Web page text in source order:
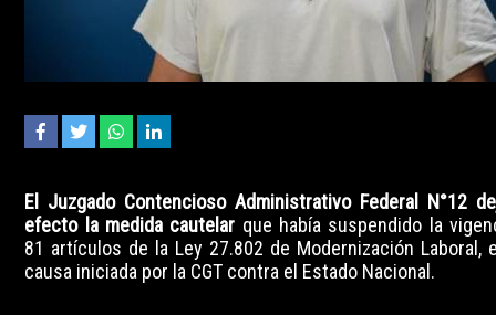
El Juzgado Contencioso Administrativo Federal N°12
efecto la medida cautelar que había suspendido la
81 artículos de la Ley 27.802 de Modernización Laboral,
causa iniciada por la CGT contra el Estado Nacional.